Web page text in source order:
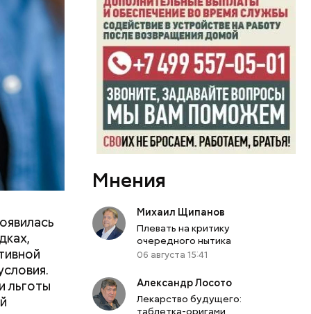
льготы
Мнения
Михаил Щипанов
Плевать на критику
очередного нытика
06 августа 15:41
Александр Лосото
Лекарство будущего:
таблетка-оригами